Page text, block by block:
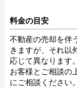
料金の目安
不動産の売却を伴
きますが、それ以
応じて異なります。
お客様とご相談の
にご相談ください。